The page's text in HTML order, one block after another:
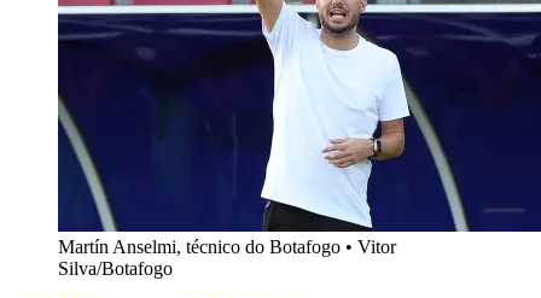
Martín Anselmi, técnico do Botafogo • Vitor
Silva/Botafogo